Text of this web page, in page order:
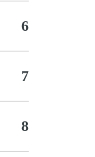
6
7
8